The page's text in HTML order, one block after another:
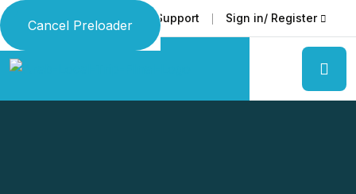
Cancel Preloader
Language Faq Support Sign in/ Register